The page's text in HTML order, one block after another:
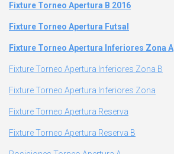
Fixture Torneo Apertura B 2016
Fixture Torneo Apertura Futsal
Fixture Torneo Apertura Inferiores Zona A
Fixture Torneo Apertura Inferiores Zona B
Fixture Torneo Apertura Inferiores Zona
Fixture Torneo Apertura Reserva
Fixture Torneo Apertura Reserva B